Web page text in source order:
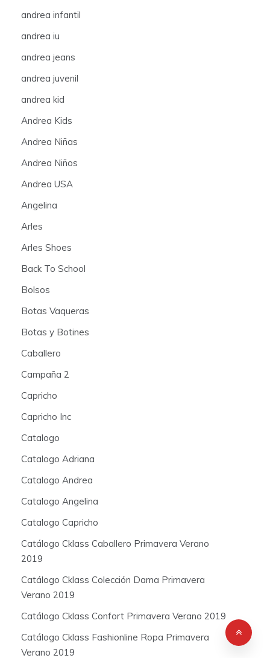
andrea infantil
andrea iu
andrea jeans
andrea juvenil
andrea kid
Andrea Kids
Andrea Niñas
Andrea Niños
Andrea USA
Angelina
Arles
Arles Shoes
Back To School
Bolsos
Botas Vaqueras
Botas y Botines
Caballero
Campaña 2
Capricho
Capricho Inc
Catalogo
Catalogo Adriana
Catalogo Andrea
Catalogo Angelina
Catalogo Capricho
Catálogo Cklass Caballero Primavera Verano
2019
Catálogo Cklass Colección Dama Primavera
Verano 2019
Catálogo Cklass Confort Primavera Verano 2019
Catálogo Cklass Fashionline Ropa Primavera
Verano 2019